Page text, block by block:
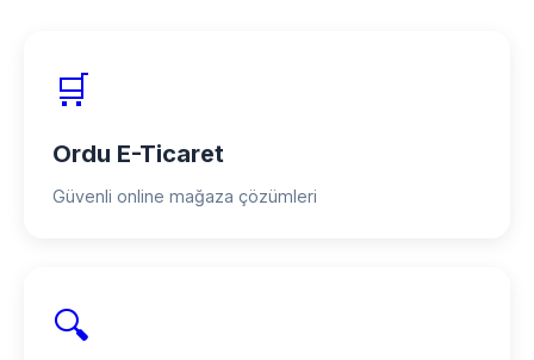
🛒
Ordu E-Ticaret
Güvenli online mağaza çözümleri
🔍